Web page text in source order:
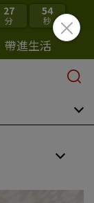
27
分
53
秒
帶進生活